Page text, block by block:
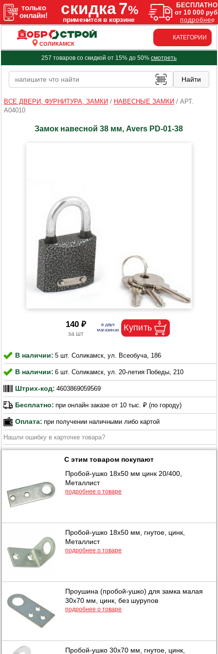
СОЛИКАМСК
КАТЕГОРИИ
257 товаров со скидкой от 15% до 50% смотреть
ВСЕ ДВЕРИ, ФУРНИТУРА, ЗАМКИ / НАВЕСНЫЕ ЗАМКИ / АРТ.
A04010
Замок навесной 38 мм, Avers PD-01-38
140 ₽
В наличии: 5 шт. Соликамск, ул. Всеобуча, 186
В наличии: 6 шт. Соликамск, ул. 20-летия Победы, 210
Штрих-код: 4603869059569
Бесплатно: при онлайн заказе от 10 тыс. ₽ (по городу)
Оплата: при получении наличными либо картой
Нашли ошибку в карточке товара?
С этим товаром покупают
Пробой-ушко 18х50 мм цинк 20/400,
Металлист
подробнее о товаре
Пробой-ушко 18х50 мм, гнутое, цинк,
Металлист
подробнее о товаре
Проушина (пробой-ушко) для замка малая
30х70 мм, цинк, без шурупов
подробнее о товаре
Пробой-ушко 30х70 мм, гнутое, цинк,